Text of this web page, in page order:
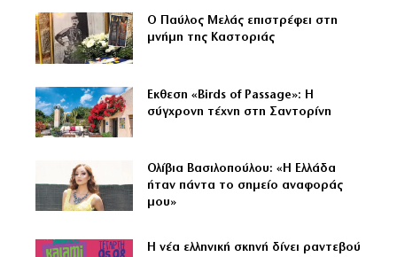
Ο Παύλος Μελάς επιστρέφει στη
μνήμη της Καστοριάς
Εκθεση «Birds of Passage»: Η
σύγχρονη τέχνη στη Σαντορίνη
Ολίβια Βασιλοπούλου: «Η Ελλάδα
ήταν πάντα το σημείο αναφοράς
μου»
Η νέα ελληνική σκηνή δίνει ραντεβού